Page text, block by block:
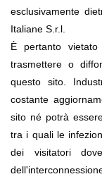
esclusivamente
Italiane S.r.l.
È pertanto vietato
trasmettere o
questo sito.
costante
sito né potrà
tra i quali le
dei visitatori